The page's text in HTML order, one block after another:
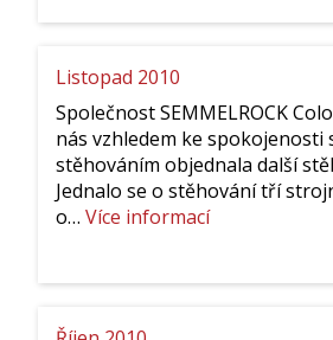
Listopad 2010
Společnost SEMMELROCK
nás vzhledem ke spokojenosti
stěhováním objednala další
Jednalo se o stěhování tří
o… Více informací: